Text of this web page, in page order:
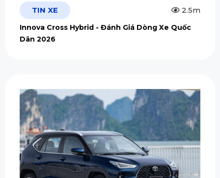
TIN XE 2.5m
Innova Cross Hybrid - Đánh Giá Dòng Xe Quốc
Dân 2026